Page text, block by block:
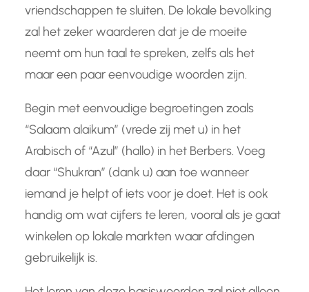
vriendschappen te sluiten. De lokale bevolking
zal het zeker waarderen dat je de moeite
neemt om hun taal te spreken, zelfs als het
maar een paar eenvoudige woorden zijn.
Begin met eenvoudige begroetingen zoals
“Salaam alaikum” (vrede zij met u) in het
Arabisch of “Azul” (hallo) in het Berbers. Voeg
daar “Shukran” (dank u) aan toe wanneer
iemand je helpt of iets voor je doet. Het is ook
handig om wat cijfers te leren, vooral als je gaat
winkelen op lokale markten waar afdingen
gebruikelijk is.